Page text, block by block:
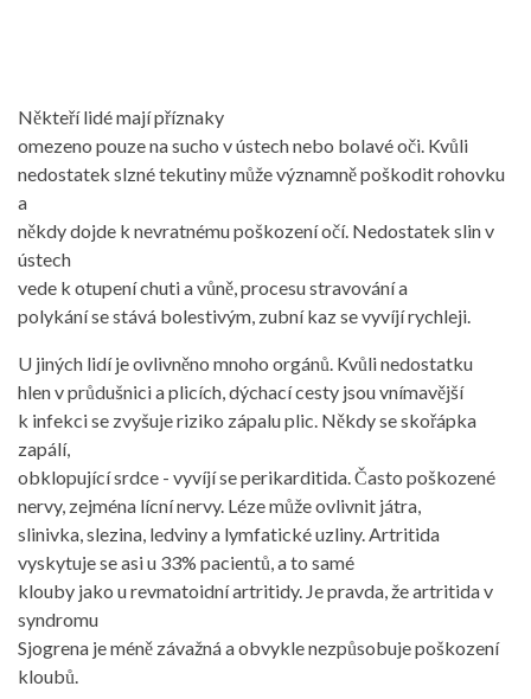
Někteří lidé mají příznaky
omezeno pouze na sucho v ústech nebo bolavé oči. Kvůli
nedostatek slzné tekutiny může významně poškodit rohovku
a
někdy dojde k nevratnému poškození očí. Nedostatek slin v
ústech
vede k otupení chuti a vůně, procesu stravování a
polykání se stává bolestivým, zubní kaz se vyvíjí rychleji.
U jiných lidí je ovlivněno mnoho orgánů. Kvůli nedostatku
hlen v průdušnici a plicích, dýchací cesty jsou vnímavější
k infekci se zvyšuje riziko zápalu plic. Někdy se skořápka
zapálí,
obklopující srdce - vyvíjí se perikarditida. Často poškozené
nervy, zejména lícní nervy. Léze může ovlivnit játra,
slinivka, slezina, ledviny a lymfatické uzliny. Artritida
vyskytuje se asi u 33% pacientů, a to samé
klouby jako u revmatoidní artritidy. Je pravda, že artritida v
syndromu
Sjogrena je méně závažná a obvykle nezpůsobuje poškození
kloubů.